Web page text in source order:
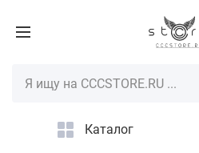
Каталог